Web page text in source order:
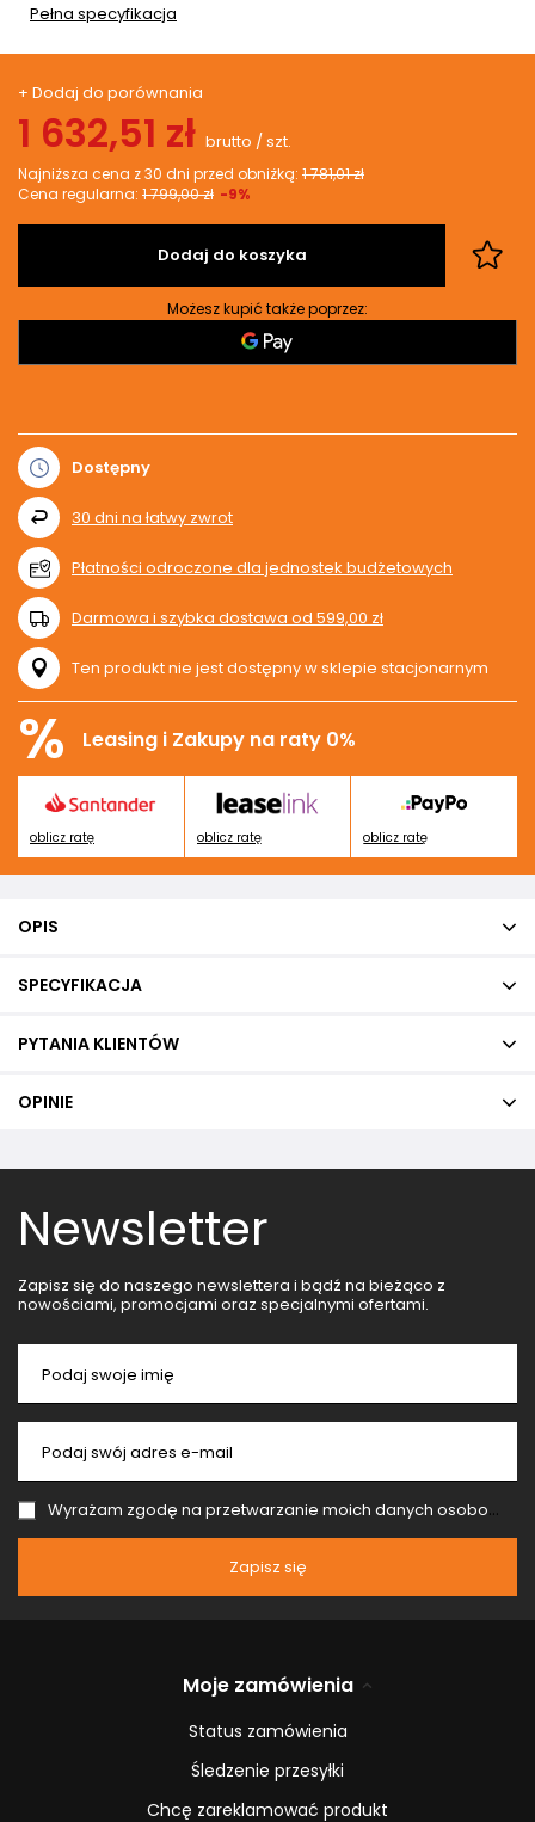
Pełna specyfikacja
+ Dodaj do porównania
1 632,51 zł brutto / szt.
Najniższa cena z 30 dni przed obniżką: 1 781,01 zł
Cena regularna: 1 799,00 zł -9%
Dodaj do koszyka
Możesz kupić także poprzez:
Dostępny
30 dni na łatwy zwrot
Płatności odroczone dla jednostek budżetowych
Darmowa i szybka dostawa od 599,00 zł
Ten produkt nie jest dostępny w sklepie stacjonarnym
% Leasing i Zakupy na raty 0%
oblicz ratę oblicz ratę oblicz ratę
OPIS
SPECYFIKACJA
PYTANIA KLIENTÓW
OPINIE
Newsletter
Zapisz się do naszego newslettera i bądź na bieżąco z
nowościami, promocjami oraz specjalnymi ofertami.
Podaj swoje imię
Podaj swój adres e-mail
Wyrażam zgodę na przetwarzanie moich danych osobowych (adres e-mail) na potrzeby wysyłki newslettera z informacją handlową (marketing). Więcej w
Zapisz się
Moje zamówienia
Status zamówienia
Śledzenie przesyłki
Chcę zareklamować produkt